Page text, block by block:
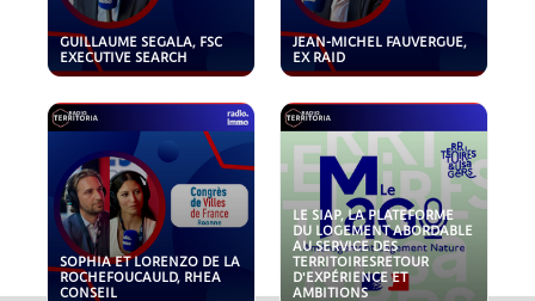
GUILLAUME SEGALA, FSC
EXECUTIVE SEARCH
JEAN-MICHEL FAUVERGUE,
EX RAID
SOPHIA ET LORENZO DE LA
ROCHEFOUCAULD, RHEA
CONSEIL
LE SIAP, LA PLATEFORME
DU LOGEMENT ABORDABLE
AU SERVICE DES
TERRITOIRESRETOUR
D'EXPÉRIENCE ET
AMBITIONS